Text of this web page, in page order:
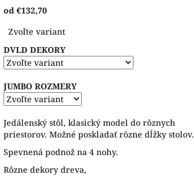
od €132,70
cena:
Zvoľte variant
DVLD DEKORY
JUMBO ROZMERY
Jedálenský stôl, klasický model do rôznych
priestorov. Možné poskladať rôzne dĺžky stolov.
Spevnená podnož na 4 nohy.
Rôzne dekory dreva,